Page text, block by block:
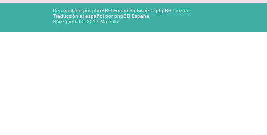
Desarrollado porphpBB® Forum Software © phpBB Limited
Traducción al español porphpBB España
Style proflat © 2017 Mazeltof